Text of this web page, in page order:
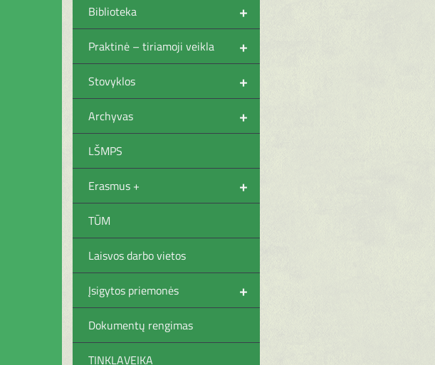
+
Biblioteka
+
Praktinė – tiriamoji veikla
+
Stovyklos
+
Archyvas
LŠMPS
+
Erasmus +
TŪM
Laisvos darbo vietos
+
Įsigytos priemonės
Dokumentų rengimas
TINKLAVEIKA